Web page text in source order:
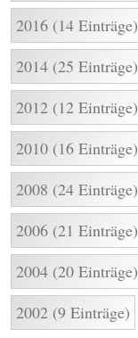
2016 (14 Einträge)
2014 (25 Einträge)
2012 (12 Einträge)
2010 (16 Einträge)
2008 (24 Einträge)
2006 (21 Einträge)
2004 (20 Einträge)
2002 (9 Einträge)